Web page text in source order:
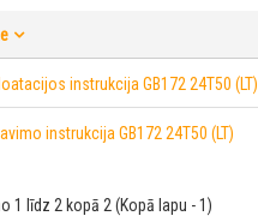
instrukcija GB172 24T50 (LT)
instrukcija GB172 24T50 (LT)
1 līdz 2 kopā 2 (Kopā lapu - 1)